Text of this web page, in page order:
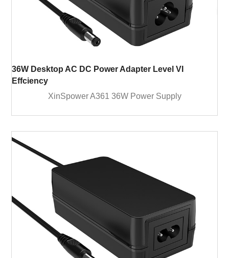
36W Desktop AC DC Power Adapter Level VI
Effciency
XinSpower A361 36W Power Supply